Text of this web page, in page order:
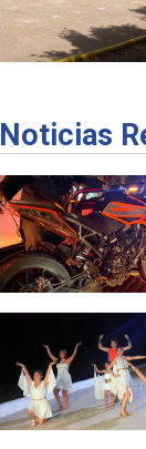
Noticias